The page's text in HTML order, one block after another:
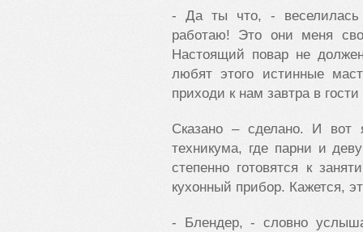
- Да ты что, -
работаю! Это они меня
Настоящий повар не
любят этого истинные
приходи к нам завтра в
Сказано – сделано. И
техникума, где парни и
степенно готовятся к
кухонный прибор. Кажется,
- Блендер, - словно